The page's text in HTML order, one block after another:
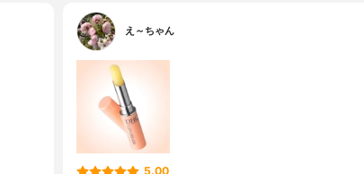
え～ちゃん
5.00